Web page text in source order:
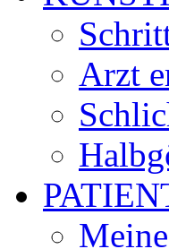
Arzt